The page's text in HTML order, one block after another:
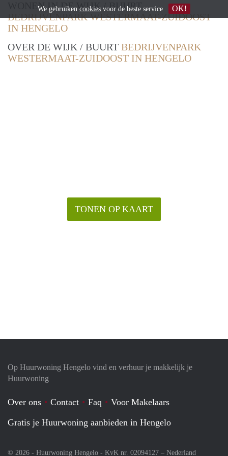
WONEN IN DE WIJK / BUURT
BEDRIJVENPARK WESTERMAAT-ZUIDOOST
IN HENGELO
OVER DE WIJK / BUURT BEDRIJVENPARK
WESTERMAAT-ZUIDOOST IN HENGELO
TONEN OP KAART
Op Huurwoning Hengelo vind en verhuur je makkelijk je
Huurwoning
Over ons Contact Faq
Voor Makelaars
Gratis je Huurwoning aanbieden in Hengelo
© 2026 - Huurwoning Hengelo - KvK nr. 02094127 – Nederland
We gebruiken cookies voor de beste service OK!